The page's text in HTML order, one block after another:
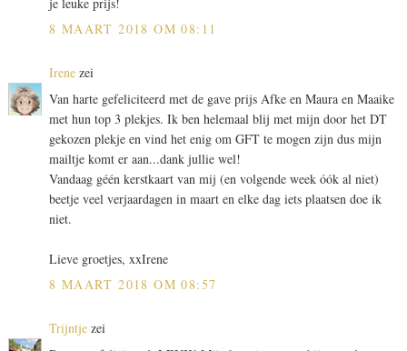
je leuke prijs!
8 MAART 2018 OM 08:11
Irenezei
Van harte gefeliciteerd met de gave prijs Afke en Maura en Maaike
met hun top 3 plekjes. Ik ben helemaal blij met mijn door het DT
gekozen plekje en vind het enig om GFT te mogen zijn dus mijn
mailtje komt er aan...dank jullie wel!
Vandaag géén kerstkaart van mij (en volgende week óók al niet)
beetje veel verjaardagen in maart en elke dag iets plaatsen doe ik
niet.
Lieve groetjes, xxIrene
8 MAART 2018 OM 08:57
Trijntjezei